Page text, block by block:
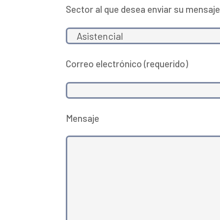
Sector al que desea enviar su mensaje
Correo electrónico (requerido)
Mensaje